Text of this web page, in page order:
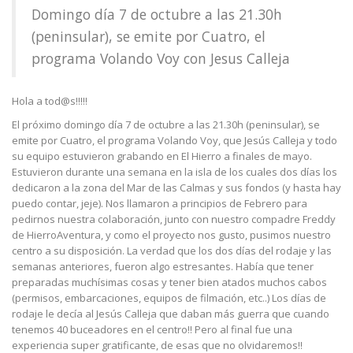
Domingo día 7 de octubre a las 21.30h
(peninsular), se emite por Cuatro, el
programa Volando Voy con Jesus Calleja
Hola a tod@s!!!!!
El próximo domingo día 7 de octubre a las 21.30h (peninsular), se
emite por Cuatro, el programa Volando Voy, que Jesús Calleja y todo
su equipo estuvieron grabando en El Hierro a finales de mayo.
Estuvieron durante una semana en la isla de los cuales dos días los
dedicaron a la zona del Mar de las Calmas y sus fondos (y hasta hay
puedo contar, jeje). Nos llamaron a principios de Febrero para
pedirnos nuestra colaboración, junto con nuestro compadre Freddy
de HierroAventura, y como el proyecto nos gusto, pusimos nuestro
centro a su disposición. La verdad que los dos días del rodaje y las
semanas anteriores, fueron algo estresantes. Había que tener
preparadas muchísimas cosas y tener bien atados muchos cabos
(permisos, embarcaciones, equipos de filmación, etc..) Los días de
rodaje le decía al Jesús Calleja que daban más guerra que cuando
tenemos 40 buceadores en el centro!! Pero al final fue una
experiencia super gratificante, de esas que no olvidaremos!!